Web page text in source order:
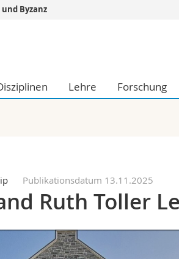
Sozialwissenschaftliche Fak.
Fak.
Byzanz
Lehre Forschung
Publikationsdatum 13.11.2025
Ruth Toller